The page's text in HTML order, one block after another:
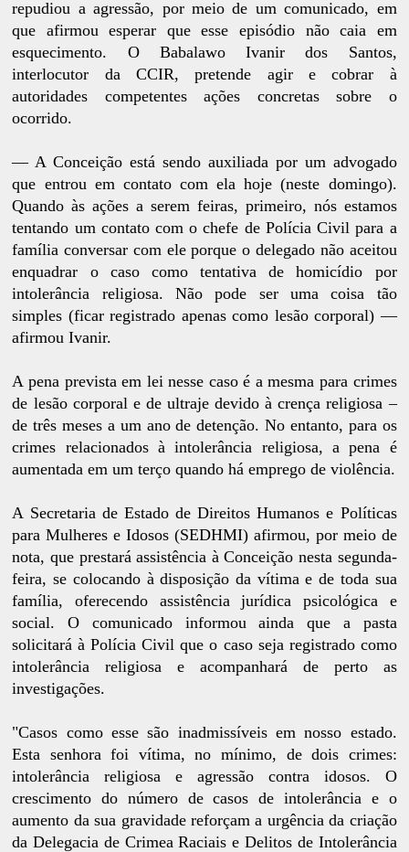
repudiou a agressão, por meio de um comunicado, em
que afirmou esperar que esse episódio não caia em
esquecimento. O Babalawo Ivanir dos Santos,
interlocutor da CCIR, pretende agir e cobrar à
autoridades competentes ações concretas sobre o
ocorrido.
— A Conceição está sendo auxiliada por um advogado
que entrou em contato com ela hoje (neste domingo).
Quando às ações a serem feiras, primeiro, nós estamos
tentando um contato com o chefe de Polícia Civil para a
família conversar com ele porque o delegado não aceitou
enquadrar o caso como tentativa de homicídio por
intolerância religiosa. Não pode ser uma coisa tão
simples (ficar registrado apenas como lesão corporal) —
afirmou Ivanir.
A pena prevista em lei nesse caso é a mesma para crimes
de lesão corporal e de ultraje devido à crença religiosa –
de três meses a um ano de detenção. No entanto, para os
crimes relacionados à intolerância religiosa, a pena é
aumentada em um terço quando há emprego de violência.
A Secretaria de Estado de Direitos Humanos e Políticas
para Mulheres e Idosos (SEDHMI) afirmou, por meio de
nota, que prestará assistência à Conceição nesta segunda-
feira, se colocando à disposição da vítima e de toda sua
família, oferecendo assistência jurídica psicológica e
social. O comunicado informou ainda que a pasta
solicitará à Polícia Civil que o caso seja registrado como
intolerância religiosa e acompanhará de perto as
investigações.
"Casos como esse são inadmissíveis em nosso estado.
Esta senhora foi vítima, no mínimo, de dois crimes:
intolerância religiosa e agressão contra idosos. O
crescimento do número de casos de intolerância e o
aumento da sua gravidade reforçam a urgência da criação
da Delegacia de Crimea Raciais e Delitos de Intolerância